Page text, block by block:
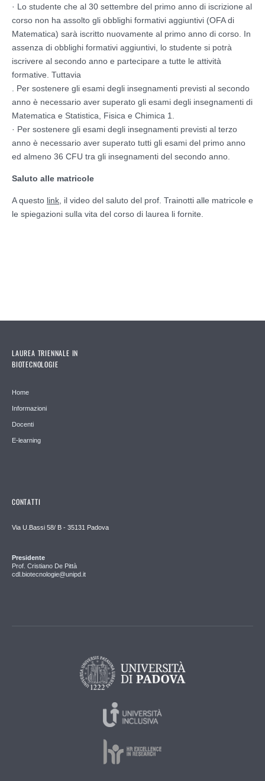
· Lo studente che al 30 settembre del primo anno di iscrizione al
corso non ha assolto gli obblighi formativi aggiuntivi (OFA di
Matematica) sarà iscritto nuovamente al primo anno di corso. In
assenza di obblighi formativi aggiuntivi, lo studente si potrà
iscrivere al secondo anno e partecipare a tutte le attività
formative. Tuttavia
. Per sostenere gli esami degli insegnamenti previsti al secondo
anno è necessario aver superato gli esami degli insegnamenti di
Matematica e Statistica, Fisica e Chimica 1.
· Per sostenere gli esami degli insegnamenti previsti al terzo
anno è necessario aver superato tutti gli esami del primo anno
ed almeno 36 CFU tra gli insegnamenti del secondo anno.
Saluto alle matricole
A questo link , il video del saluto del prof. Trainotti alle matricole e
le spiegazioni sulla vita del corso di laurea li fornite.
LAUREA TRIENNALE IN
BIOTECNOLOGIE
Home
Informazioni
Docenti
E-learning
CONTATTI
Via U.Bassi 58/ B - 35131 Padova
Presidente
Prof. Cristiano De Pittà
cdl.biotecnologie@unipd.it